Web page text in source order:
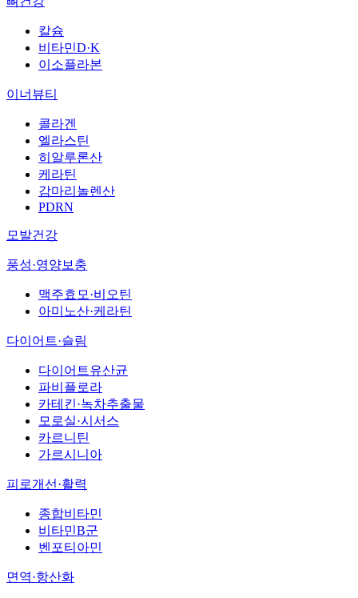
칼슘
비타민D·K
이소플라본
이너뷰티
콜라겐
엘라스틴
히알루론산
케라틴
감마리놀렌산
PDRN
모발건강
풍성·영양보충
맥주효모·비오틴
아미노산·케라틴
다이어트·슬림
다이어트유산균
파비플로라
카테킨·녹차추출물
모로실·시서스
카르니틴
가르시니아
피로개선·활력
종합비타민
비타민B군
벤포티아민
면역·항산화